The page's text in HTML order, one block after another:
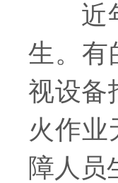
近年
生。有
视设备
火作业
障人员